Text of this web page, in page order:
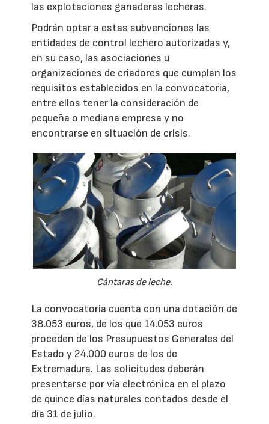
las explotaciones ganaderas lecheras.
Podrán optar a estas subvenciones las
entidades de control lechero autorizadas y,
en su caso, las asociaciones u
organizaciones de criadores que cumplan los
requisitos establecidos en la convocatoria,
entre ellos tener la consideración de
pequeña o mediana empresa y no
encontrarse en situación de crisis.
Cántaras de leche.
La convocatoria cuenta con una dotación de
38.053 euros, de los que 14.053 euros
proceden de los Presupuestos Generales del
Estado y 24.000 euros de los de
Extremadura. Las solicitudes deberán
presentarse por vía electrónica en el plazo
de quince días naturales contados desde el
día 31 de julio.